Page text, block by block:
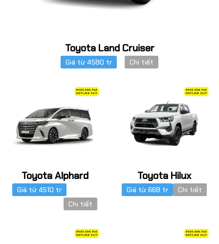
Toyota Land Cruiser
Giá từ 4580 tr Chi tiết
Toyota Alphard
Giá từ 4510 tr
Chi tiết
Toyota Hilux
Giá từ 668 tr Chi tiết